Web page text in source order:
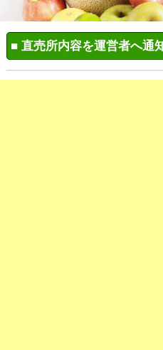
■ 直売所内容を運営者へ通